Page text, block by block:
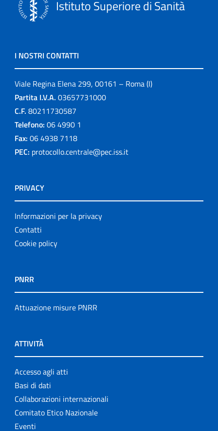
Istituto Superiore di Sanità
I NOSTRI CONTATTI
Viale Regina Elena 299, 00161 – Roma (I)
Partita I.V.A. 03657731000
C.F. 80211730587
Telefono: 06 4990 1
Fax: 06 4938 7118
PEC: protocollo.centrale@pec.iss.it
PRIVACY
Informazioni per la privacy
Contatti
Cookie policy
PNRR
Attuazione misure PNRR
ATTIVITÀ
Accesso agli atti
Basi di dati
Collaborazioni internazionali
Comitato Etico Nazionale
Eventi